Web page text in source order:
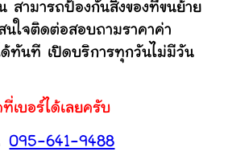
ามารถป้องกันสิ่งของที่ขนย้าย
นใจติดต่อสอบถามราคาค่า
ด้ทันที เปิดบริการทุกวันไม่มีวัน
เบอร์ได้เลยครับ
095-641-9488